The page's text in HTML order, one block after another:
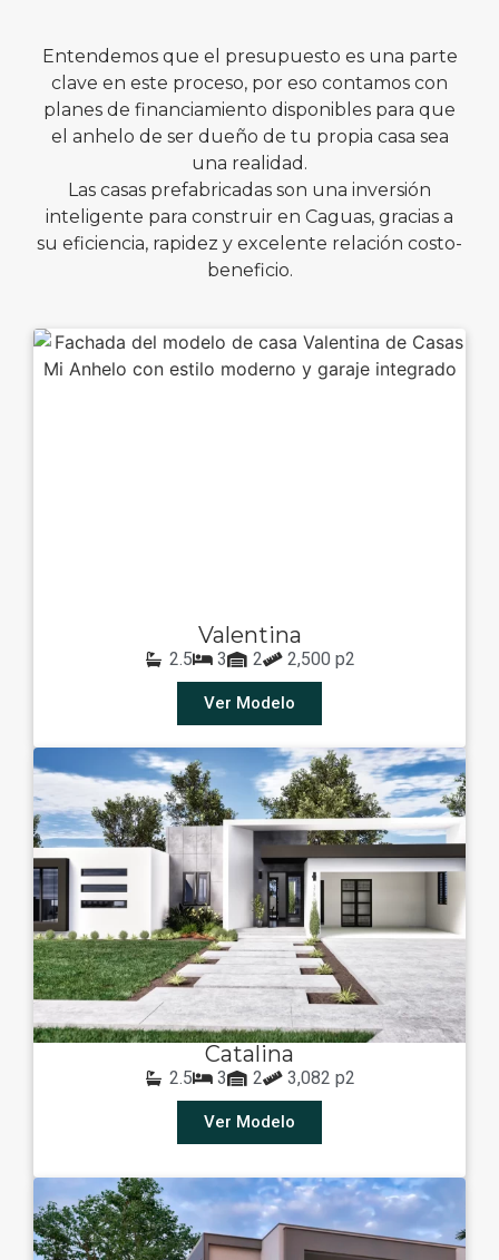
Entendemos que el presupuesto es una parte
clave en este proceso, por eso contamos con
planes de financiamiento disponibles para que
el anhelo de ser dueño de tu propia casa sea
una realidad.
Las casas prefabricadas son una inversión
inteligente para construir en Caguas, gracias a
su eficiencia, rapidez y excelente relación costo-
beneficio.
Valentina
2.5 3 2 2,500 p2
Ver Modelo
Catalina
2.5 3 2 3,082 p2
Ver Modelo